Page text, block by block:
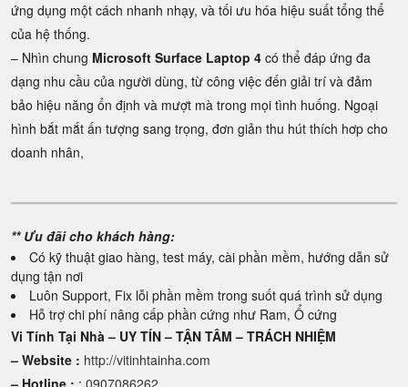
ứng dụng một cách nhanh nhạy, và tối ưu hóa hiệu suất tổng thể
của hệ thống.
– Nhìn chung Microsoft Surface Laptop 4 có thể đáp ứng đa
dạng nhu cầu của người dùng, từ công việc đến giải trí và đảm
bảo hiệu năng ổn định và mượt mà trong mọi tình huống. Ngoại
hình bắt mắt ấn tượng sang trọng, đơn giản thu hút thích hơp cho
doanh nhân,
** Ưu đãi cho khách hàng:
Có kỹ thuật giao hàng, test máy, cài phần mềm, hướng dẫn sử
dụng tận nơi
Luôn Support, Fix lỗi phần mềm trong suốt quá trình sử dụng
Hỗ trợ chi phí nâng cấp phần cứng như Ram, Ổ cứng
Vi Tính Tại Nhà – UY TÍN – TẬN TÂM – TRÁCH NHIỆM
– Website : http://vitinhtainha.com